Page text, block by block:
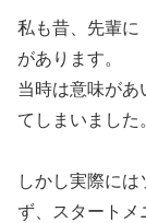
私も昔、先輩に
があります。
当時は意味があ
てしまいました
しかし実際に
ず、スタートメ